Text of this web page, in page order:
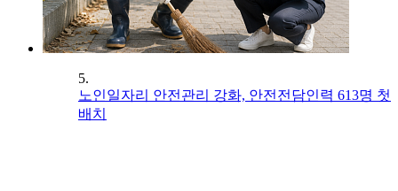
5.
노인일자리 안전관리 강화, 안전전담인력 613명 첫
배치